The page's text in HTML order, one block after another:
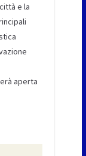
e la
aperta